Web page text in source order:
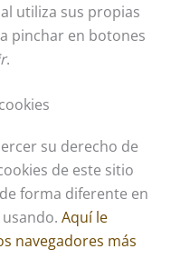
utiliza sus propias
pinchar en botones
.
su derecho de
de este sitio
forma diferente en
Aquí le
navegadores más